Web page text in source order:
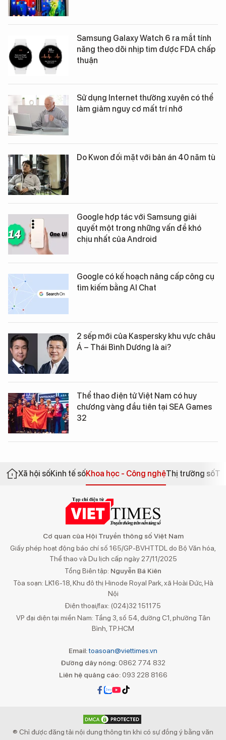
Samsung Galaxy Watch 6 ra mắt tính
năng theo dõi nhịp tim được FDA chấp
thuận
Sử dụng Internet thường xuyên có thể
làm giảm nguy cơ mất trí nhớ
Do Kwon đối mặt với bản án 40 năm tù
Google hợp tác với Samsung giải
quyết một trong những vấn đề khó
chịu nhất của Android
Google có kế hoạch nâng cấp công cụ
tìm kiếm bằng AI Chat
2 sếp mới của Kaspersky khu vực châu
Á – Thái Bình Dương là ai?
Thể thao điện tử Việt Nam có huy
chương vàng đầu tiên tại SEA Games
32
Xã hội sốKinh tế sốKhoa học - Công nghệThị trường số
Cơ quan của Hội Truyền thông số Việt Nam
Giấy phép hoạt động báo chí số 165/GP-BVHTTDL do Bộ Văn hóa,
Thể thao và Du lịch cấp ngày 27/11/2025
Tổng Biên tập: Nguyễn Bá Kiên
Tòa soạn: LK16-18, Khu đô thị Hinode Royal Park, xã Hoài Đức, Hà
Nội
Điện thoại/fax: (024)32 151175
VP đại diện tại miền Nam: Tầng 3, số 54, đường C1, phường Tân
Bình, TP.HCM
Email:toasoan@viettimes.vn
Đường dây nóng: 0862 774 832
Liên hệ quảng cáo:093 228 8166
® Chỉ được đăng tải nội dung thông tin khi có sự đồng ý bằng văn